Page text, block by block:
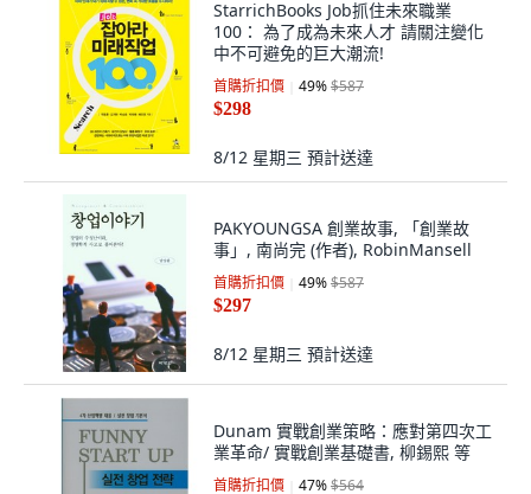
StarrichBooks Job抓住未來職業
100： 為了成為未來人才 請關注變化
中不可避免的巨大潮流!
首購折扣價 49%$587
$298
8/12 星期三 預計送達
PAKYOUNGSA 創業故事, 「創業故
事」, 南尚完 (作者), RobinMansell
首購折扣價 49%$587
$297
8/12 星期三 預計送達
Dunam 實戰創業策略：應對第四次工
業革命/ 實戰創業基礎書, 柳錫熙 等
首購折扣價 47%$564